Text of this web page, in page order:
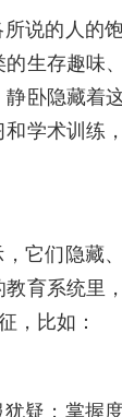
说的人的
生存趣味
卧隐藏着
学术训练
它们隐藏
育系统里
，比如：
疑；掌握